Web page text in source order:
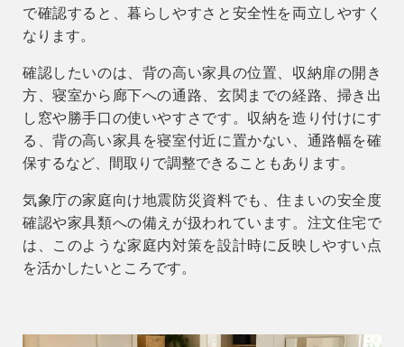
で確認すると、暮らしやすさと安全性を両立しやすく
なります。
確認したいのは、背の高い家具の位置、収納扉の開き
方、寝室から廊下への通路、玄関までの経路、掃き出
し窓や勝手口の使いやすさです。収納を造り付けにす
る、背の高い家具を寝室付近に置かない、通路幅を確
保するなど、間取りで調整できることもあります。
気象庁の家庭向け地震防災資料でも、住まいの安全度
確認や家具類への備えが扱われています。注文住宅で
は、このような家庭内対策を設計時に反映しやすい点
を活かしたいところです。